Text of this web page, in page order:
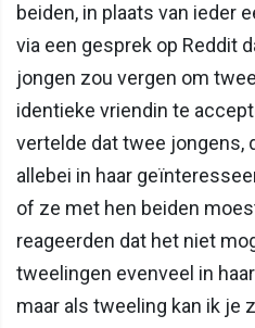
beiden, in plaats van ieder
via een gesprek op Reddit
jongen zou vergen om
identieke vriendin te
vertelde dat twee jongens,
allebei in haar
of ze met hen beiden
reageerden dat het niet
tweelingen evenveel in
maar als tweeling kan ik je